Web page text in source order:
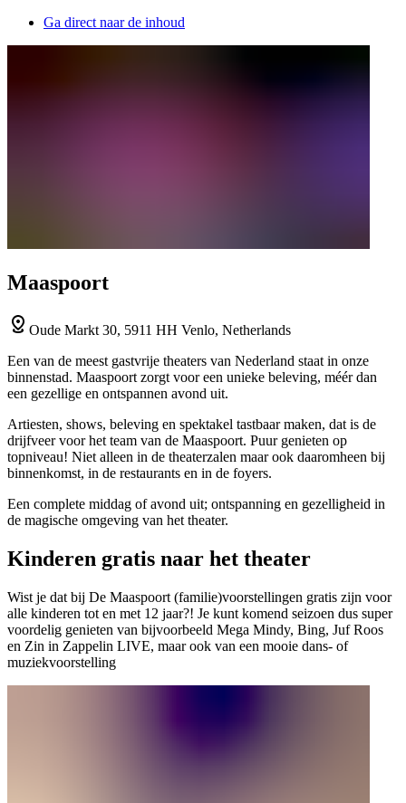
Ga direct naar de inhoud
Maaspoort
Oude Markt 30, 5911 HH Venlo, Netherlands
Een van de meest gastvrije theaters van Nederland staat in onze
binnenstad. Maaspoort zorgt voor een unieke beleving, méér dan
een gezellige en ontspannen avond uit.
Artiesten, shows, beleving en spektakel tastbaar maken, dat is de
drijfveer voor het team van de Maaspoort. Puur genieten op
topniveau! Niet alleen in de theaterzalen maar ook daaromheen bij
binnenkomst, in de restaurants en in de foyers.
Een complete middag of avond uit; ontspanning en gezelligheid in
de magische omgeving van het theater.
Kinderen gratis naar het theater
Wist je dat bij De Maaspoort (familie)voorstellingen gratis zijn voor
alle kinderen tot en met 12 jaar?! Je kunt komend seizoen dus super
voordelig genieten van bijvoorbeeld Mega Mindy, Bing, Juf Roos
en Zin in Zappelin LIVE, maar ook van een mooie dans- of
muziekvoorstelling